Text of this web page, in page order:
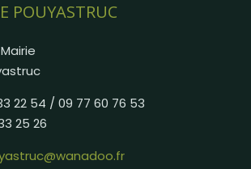
POUYASTRUC
22 54 / 09 77 60 76 53
25 26